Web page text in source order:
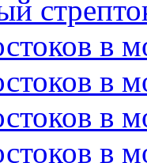
в
в
в
в